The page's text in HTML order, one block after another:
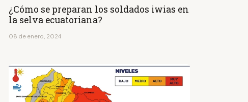
¿Cómo se preparan los soldados iwias en
la selva ecuatoriana?
08 de enero, 2024